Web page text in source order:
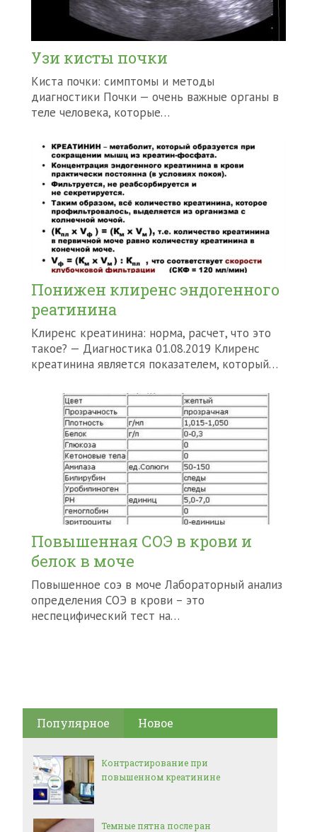
Узи кисты почки
Киста почки: симптомы и методы
диагностики Почки — очень важные органы в
теле человека, которые…
Понижен клиренс эндогенного
реатинина
Клиренс креатинина: норма, расчет, что это
такое? — Диагностика 01.08.2019 Клиренс
креатинина является показателем, который…
Повышенная СОЭ в крови и
белок в моче
Повышенное соэ в моче Лабораторный анализ
определения СОЭ в крови – это
неспецифический тест на…
Популярное Новое
Контрастирование при
повышенном креатинине
Темные пятна после ран